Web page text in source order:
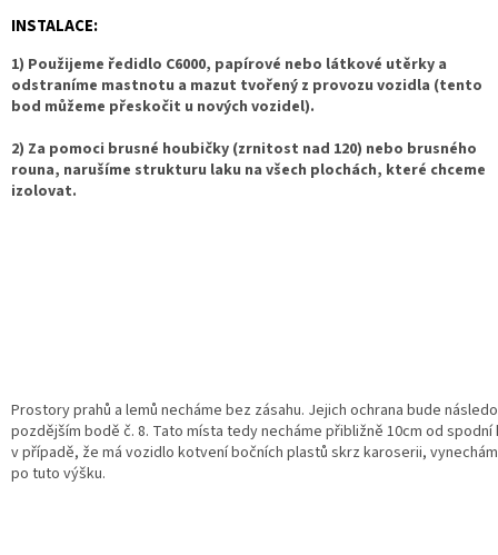
INSTALACE:
1) Použijeme ředidlo C6000, papírové nebo látkové utěrky a
odstraníme mastnotu a mazut tvořený z provozu vozidla (tento
bod můžeme přeskočit u nových vozidel).
2) Za pomoci brusné houbičky (zrnitost nad 120) nebo brusného
rouna, narušíme strukturu laku na všech plochách, které chceme
izolovat.
Prostory prahů a lemů necháme bez zásahu. Jejich ochrana bude
pozdějším bodě č. 8. Tato místa tedy necháme přibližně 10cm od spodní
v případě, že má vozidlo kotvení bočních plastů skrz karoserii,
po tuto výšku.